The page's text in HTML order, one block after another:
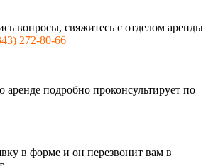
вопросы, свяжитесь с отделом аренды
272-80-66
подробно проконсультирует по
в форме и он перезвонит вам в